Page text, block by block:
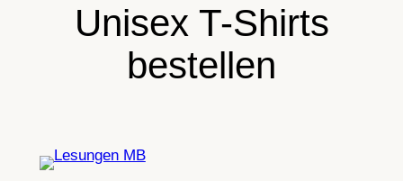
Unisex T-Shirts
bestellen